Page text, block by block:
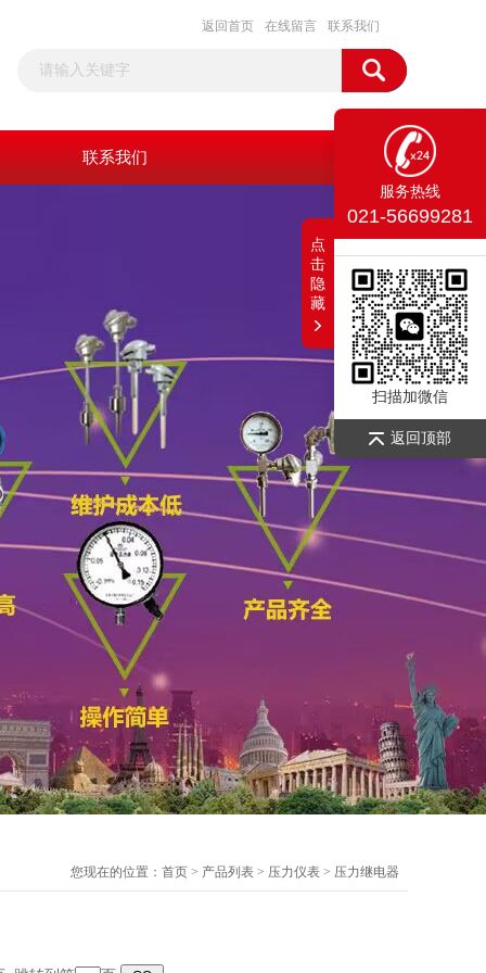
返回首页 在线留言 联系我们
联系我们
您现在的位置： 首页 > 产品列表 > 压力仪表 > 压力继电器
服务热线
021-56699281
扫描加微信
返回顶部
点
击
隐
藏